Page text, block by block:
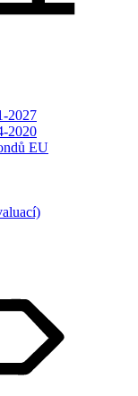
2027
2020
EU